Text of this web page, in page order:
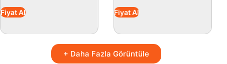
Fiyat Al Fiyat Al
+ Daha Fazla Görüntüle